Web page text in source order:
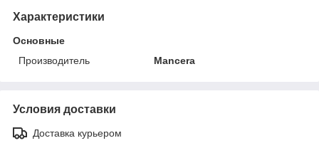
Характеристики
Основные
Производитель
Mancera
Условия доставки
Доставка курьером